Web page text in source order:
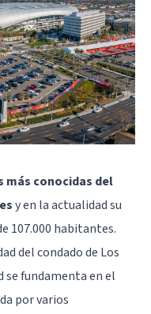
más conocidas del
y en la actualidad su
107.000 habitantes.
del condado de Los
se fundamenta en el
por varios